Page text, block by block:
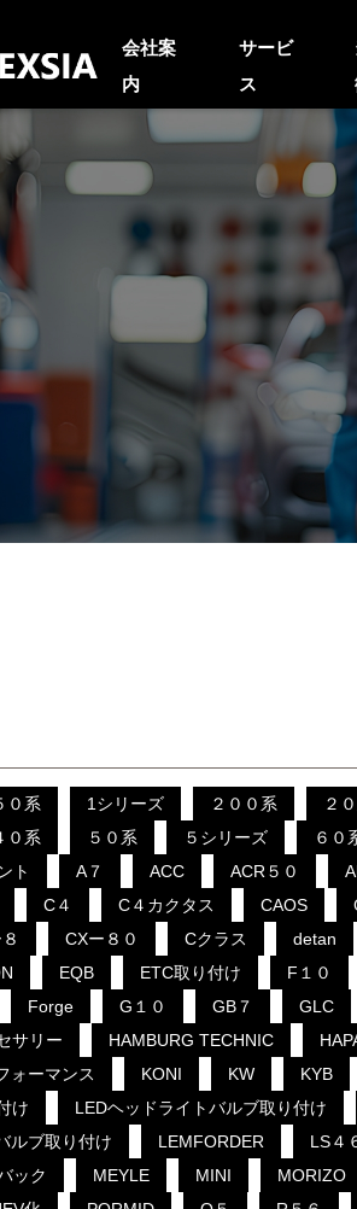
会社案
内
サービ
ス
０系 1シリーズ ２００系 ２
０系 ５０系 ５シリーズ ６０
ト A７ ACC ACR５０
C４ C４カクタス CAOS
CXー８０ Cクラス detan
EQB ETC取り付け F１０
Forge G１０ GB７ GLC
サリー
HAMBURG TECHNIC
ォーマンス KONI KW KYB
け
LEDヘッドライトバルブ取り付け
ルブ取り付け
LEMFORDER LS４
ック
MEYLE MINI